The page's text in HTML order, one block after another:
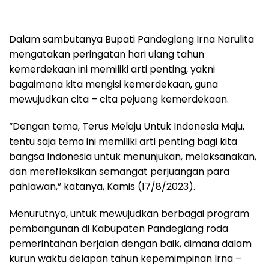
Dalam sambutanya Bupati Pandeglang Irna Narulita
mengatakan peringatan hari ulang tahun
kemerdekaan ini memiliki arti penting, yakni
bagaimana kita mengisi kemerdekaan, guna
mewujudkan cita – cita pejuang kemerdekaan.
“Dengan tema, Terus Melaju Untuk Indonesia Maju,
tentu saja tema ini memiliki arti penting bagi kita
bangsa Indonesia untuk menunjukan, melaksanakan,
dan merefleksikan semangat perjuangan para
pahlawan,” katanya, Kamis (17/8/2023).
Menurutnya, untuk mewujudkan berbagai program
pembangunan di Kabupaten Pandeglang roda
pemerintahan berjalan dengan baik, dimana dalam
kurun waktu delapan tahun kepemimpinan Irna –